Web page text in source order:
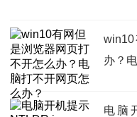
办？
电脑